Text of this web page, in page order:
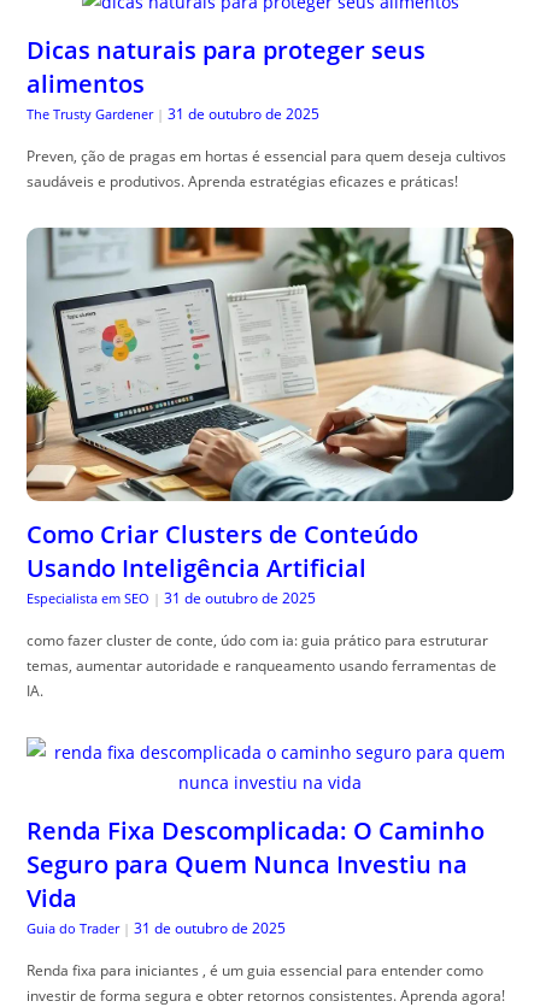
Dicas naturais para proteger seus
alimentos
The Trusty Gardener | 31 de outubro de 2025
Preven, ção de pragas em hortas é essencial para quem deseja cultivos
saudáveis e produtivos. Aprenda estratégias eficazes e práticas!
Como Criar Clusters de Conteúdo
Usando Inteligência Artificial
Especialista em SEO | 31 de outubro de 2025
como fazer cluster de conte, údo com ia: guia prático para estruturar
temas, aumentar autoridade e ranqueamento usando ferramentas de
IA.
Renda Fixa Descomplicada: O Caminho
Seguro para Quem Nunca Investiu na
Vida
Guia do Trader | 31 de outubro de 2025
Renda fixa para iniciantes , é um guia essencial para entender como
investir de forma segura e obter retornos consistentes. Aprenda agora!